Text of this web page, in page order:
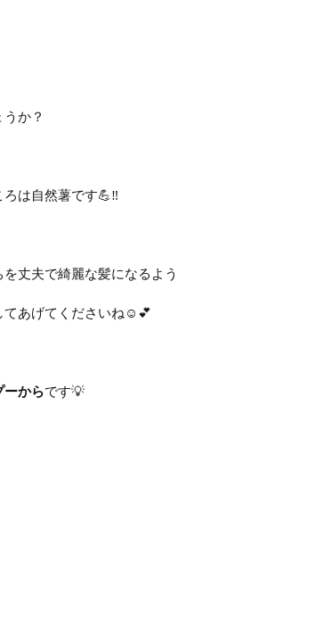
か？
は自然薯です💪‼️
丈夫で綺麗な髪になるよう
てあげてくださいね☺️💕
ーからです💡